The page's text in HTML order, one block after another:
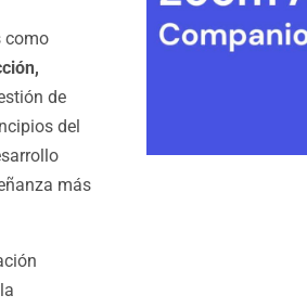
como
de
del
más